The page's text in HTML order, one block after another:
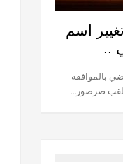
اسم
..
بالموافقة
لقب صرصور...